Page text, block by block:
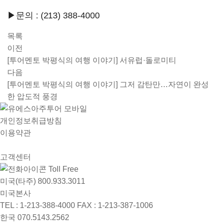
▶문의 : (213) 388-4000
목록
이전
[투어멘토 박평식의 여행 이야기] 서유럽·돌로미티
다음
[투어멘토 박평식의 여행 이야기] 그저 감탄만…자연이 완성
한 압도적 풍경
개인정보취급방침
이용약관
고객센터
Toll Free
미국(타주) 800.933.3011
미국본사
TEL : 1-213-388-4000 FAX : 1-213-387-1006
한국 070.5143.2562